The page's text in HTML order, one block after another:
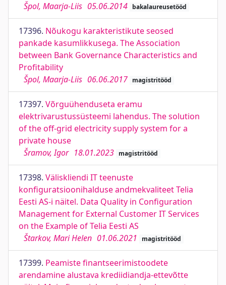
Špol, Maarja-Liis 05.06.2014 bakalaureusetööd
17396. Nõukogu karakteristikute seosed
pankade kasumlikkusega. The Association
between Bank Governance Characteristics and
Profitability
Špol, Maarja-Liis 06.06.2017 magistritööd
17397. Võrguühenduseta eramu
elektrivarustussüsteemi lahendus. The solution
of the off-grid electricity supply system for a
private house
Šramov, Igor 18.01.2023 magistritööd
17398. Väliskliendi IT teenuste
konfiguratsioonihalduse andmekvaliteet Telia
Eesti AS-i näitel. Data Quality in Configuration
Management for External Customer IT Services
on the Example of Telia Eesti AS
Štarkov, Mari Helen 01.06.2021 magistritööd
17399. Peamiste finantseerimistoodete
arendamine alustava krediidiandja-ettevõtte